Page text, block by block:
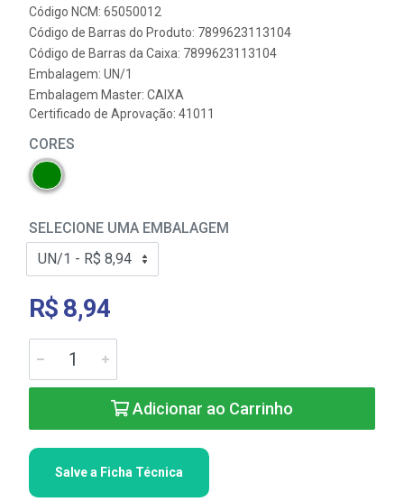
Código NCM: 65050012
Código de Barras do Produto: 7899623113104
Código de Barras da Caixa: 7899623113104
Embalagem: UN/1
Embalagem Master: CAIXA
Certificado de Aprovação: 41011
CORES
SELECIONE UMA EMBALAGEM
R$ 8,94
Adicionar ao Carrinho
Salve a Ficha Técnica